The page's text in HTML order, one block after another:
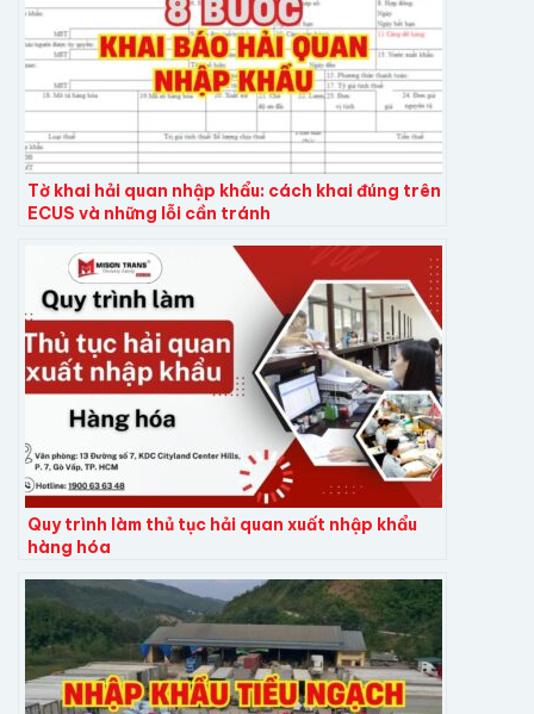
Tờ khai hải quan nhập khẩu: cách khai đúng trên
ECUS và những lỗi cần tránh
Quy trình làm thủ tục hải quan xuất nhập khẩu
hàng hóa